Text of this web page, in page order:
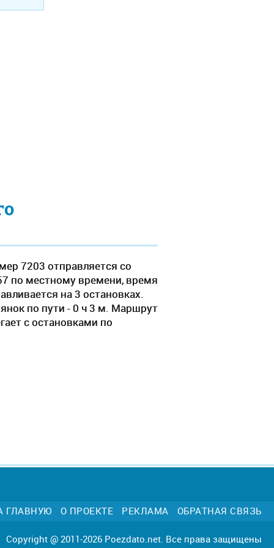
7203 отправляется со
по местному времени, время
на 3 остановках.
по пути - 0 ч 3 м. Маршрут
c остановками по
ГЛАВНУЮ О ПРОЕКТЕ РЕКЛАМА ОБРАТНАЯ СВЯЗЬ
Copyright @ 2011-2026 Poezdato.net. Все права защищены